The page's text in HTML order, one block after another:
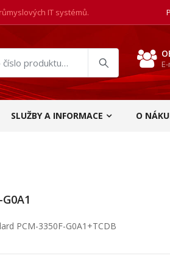
IT systémů.
SLUŽBY A INFORMACE O
PCM-3350F-G0A1+TCDB